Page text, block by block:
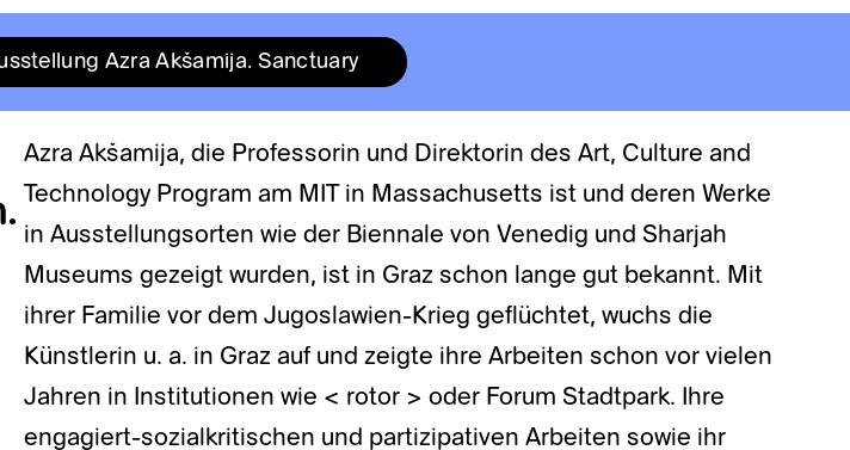
Azra Akšamija. Sanctuary
Azra Akšamija, die Professorin und Direktorin des Art, Culture and
Technology Program am MIT in Massachusetts ist und deren Werke
in Ausstellungsorten wie der Biennale von Venedig und Sharjah
Museums gezeigt wurden, ist in Graz schon lange gut bekannt. Mit
ihrer Familie vor dem Jugoslawien-Krieg geflüchtet, wuchs die
Künstlerin u. a. in Graz auf und zeigte ihre Arbeiten schon vor vielen
Jahren in Institutionen wie < rotor > oder Forum Stadtpark. Ihre
engagiert-sozialkritischen und partizipativen Arbeiten sowie ihr